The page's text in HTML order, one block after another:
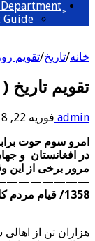
Guide
خانه/تاریخ/تقویم
تقویم
admin فوریه 22, 2018
در افغانستان و
مرور برخی از این
1358/ قیام مردم کابل یک سال بعد از قیام خونین 24 حوت هرات:
هزاران تن از اهالی